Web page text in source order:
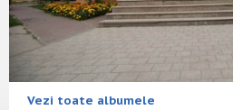
Vezi toate albumele